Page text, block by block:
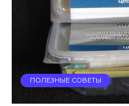
ПОЛЕЗНЫЕ СОВЕТЫ